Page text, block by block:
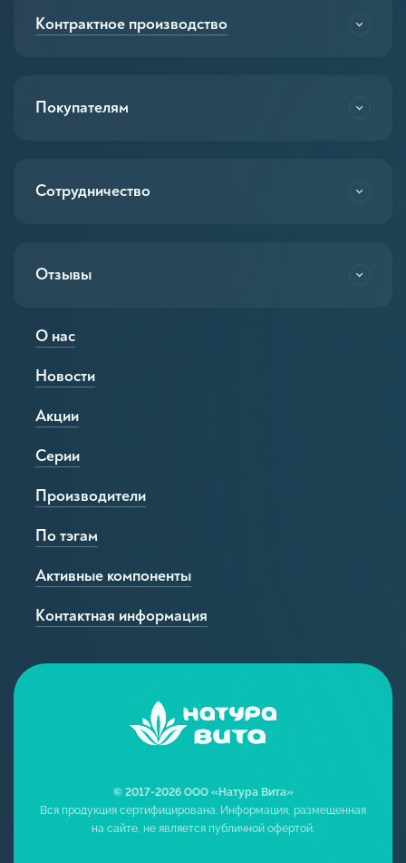
© 2017-2026 ООО «Натура Вита»
Вся продукция сертифицирована. Информация, размещенная
на сайте, не является публичной офертой.
Контрактное производство
Покупателям
Сотрудничество
Отзывы
О нас
Новости
Акции
Серии
Производители
По тэгам
Активные компоненты
Контактная информация